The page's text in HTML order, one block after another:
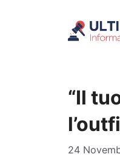
“Il
24